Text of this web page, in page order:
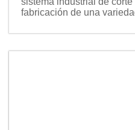
fabricación de una